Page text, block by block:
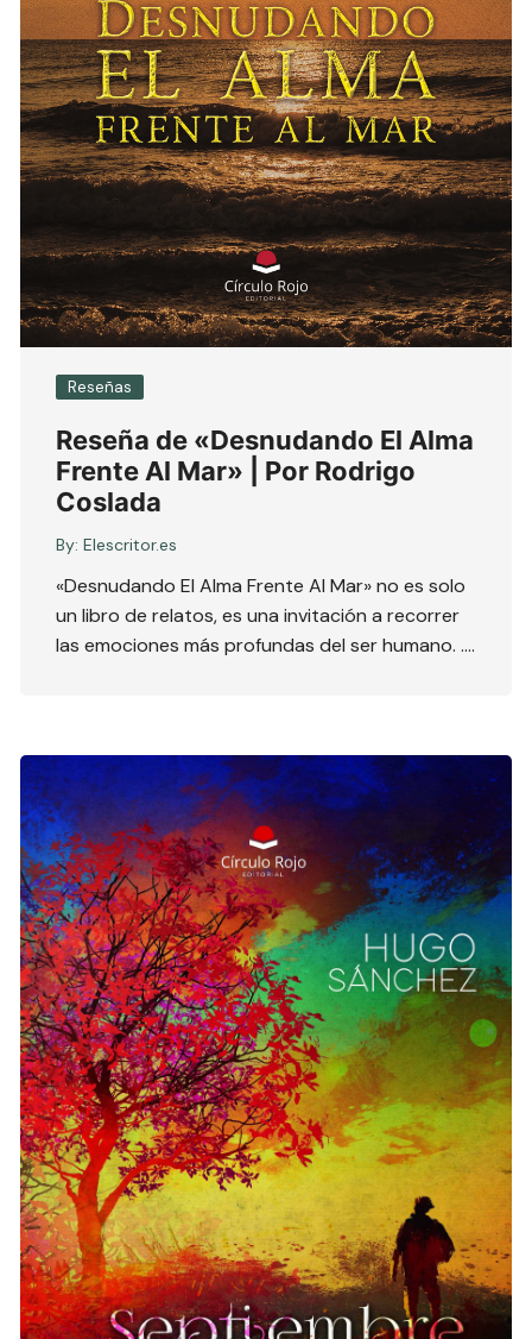
Reseñas
Reseña de «Desnudando El Alma
Frente Al Mar» | Por Rodrigo
Coslada
By: Elescritor.es
«Desnudando El Alma Frente Al Mar» no es solo
un libro de relatos, es una invitación a recorrer
las emociones más profundas del ser humano. ….